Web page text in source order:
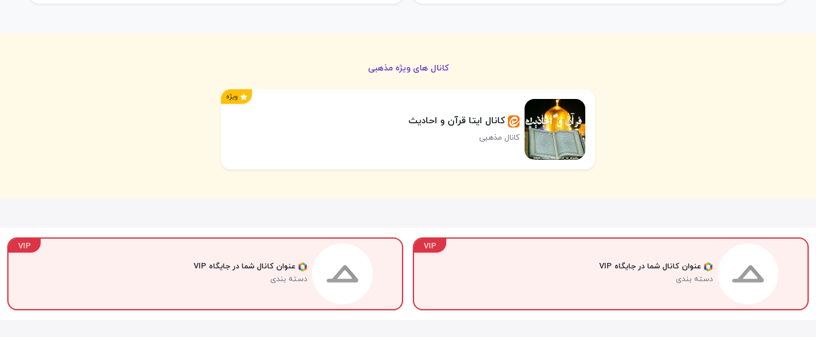
کانال های ویژه مذهبی
ویژه
کانال ایتا قرآن و احادیث
کانال مذهبی
VIP
عنوان کانال شما در جایگاه VIP
دسته بندی
VIP
عنوان کانال شما در جایگاه VIP
دسته بندی